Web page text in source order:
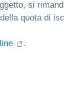
si
quota di
.